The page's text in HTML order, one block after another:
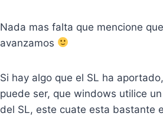
Nada mas falta que mencione
avanzamos
Si hay algo que el SL ha
puede ser, que windows utilice
del SL, este cuate esta bastante